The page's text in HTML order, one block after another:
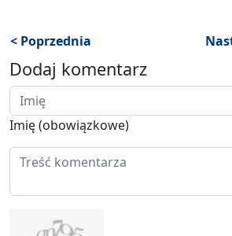
< Poprzednia
Dodaj komentarz
Imię (obowiązkowe)